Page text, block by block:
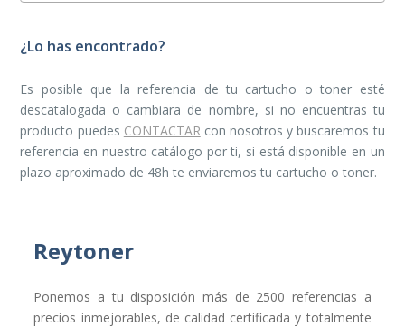
¿Lo has encontrado?
Es posible que la referencia de tu cartucho o toner esté
descatalogada o cambiara de nombre, si no encuentras tu
producto puedes CONTACTAR con nosotros y buscaremos tu
referencia en nuestro catálogo por ti, si está disponible en un
plazo aproximado de 48h te enviaremos tu cartucho o toner.
Reytoner
Ponemos a tu disposición más de 2500 referencias a
precios inmejorables, de calidad certificada y totalmente